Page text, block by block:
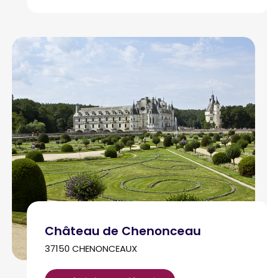
Château de Chenonceau
37150 CHENONCEAUX